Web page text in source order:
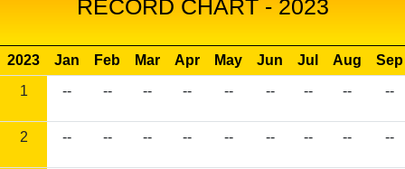
RECORD CHART - 2023
2023 Jan Feb Mar Apr May Jun Jul Aug
Sep
1
-- -- -- -- -- -- -- -- --
2 -- -- -- -- -- -- -- -- --